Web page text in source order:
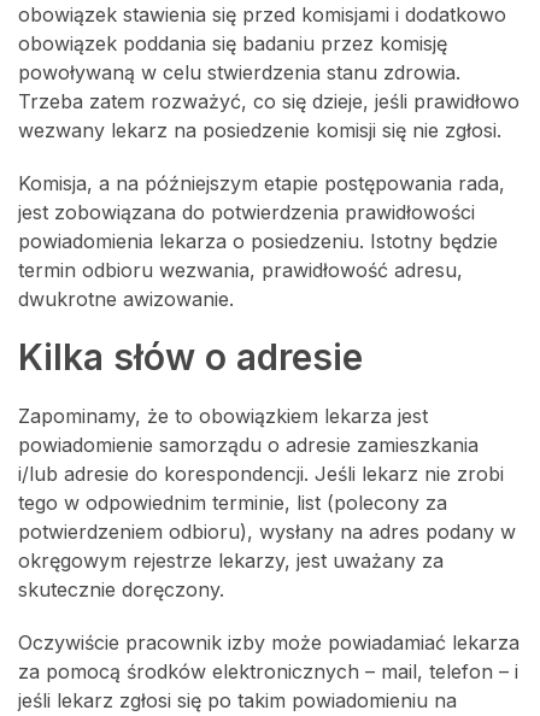
obowiązek stawienia się przed komisjami i dodatkowo
obowiązek poddania się badaniu przez komisję
powoływaną w celu stwierdzenia stanu zdrowia.
Trzeba zatem rozważyć, co się dzieje, jeśli prawidłowo
wezwany lekarz na posiedzenie komisji się nie zgłosi.
Komisja, a na późniejszym etapie postępowania rada,
jest zobowiązana do potwierdzenia prawidłowości
powiadomienia lekarza o posiedzeniu. Istotny będzie
termin odbioru wezwania, prawidłowość adresu,
dwukrotne awizowanie.
Kilka słów o adresie
Zapominamy, że to obowiązkiem lekarza jest
powiadomienie samorządu o adresie zamieszkania
i/lub adresie do korespondencji. Jeśli lekarz nie zrobi
tego w odpowiednim terminie, list (polecony za
potwierdzeniem odbioru), wysłany na adres podany w
okręgowym rejestrze lekarzy, jest uważany za
skutecznie doręczony.
Oczywiście pracownik izby może powiadamiać lekarza
za pomocą środków elektronicznych – mail, telefon – i
jeśli lekarz zgłosi się po takim powiadomieniu na